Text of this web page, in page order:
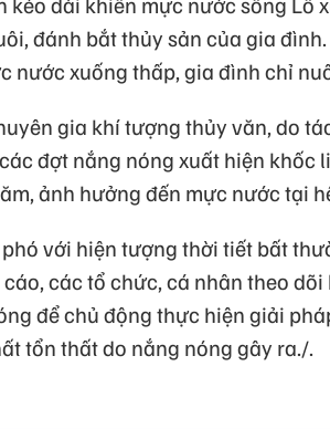
đánh bắt thủy sản của gia
nước xuống thấp, gia đình chỉ
gia khí tượng thủy văn, do
đợt nắng nóng xuất hiện khốc
ảnh hưởng đến mực nước tại
với hiện tượng thời tiết bất
các tổ chức, cá nhân theo
để chủ động thực hiện giải
tổn thất do nắng nóng gây ra./.